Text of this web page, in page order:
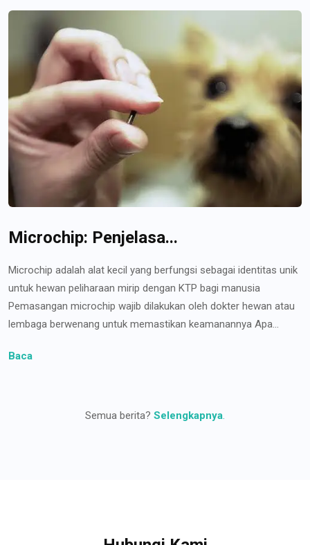
Microchip: Penjelasa...
Microchip adalah alat kecil yang berfungsi sebagai identitas unik
untuk hewan peliharaan mirip dengan KTP bagi manusia
Pemasangan microchip wajib dilakukan oleh dokter hewan atau
lembaga berwenang untuk memastikan keamanannya Apa...
Baca
Semua berita? Selengkapnya.